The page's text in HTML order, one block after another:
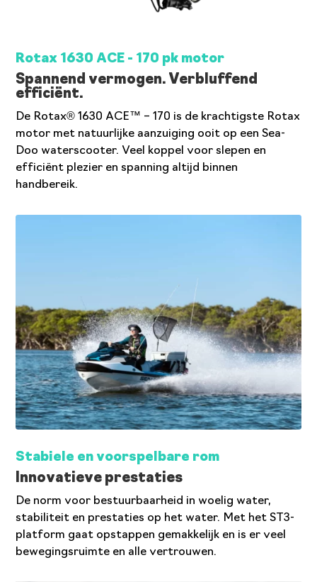
Rotax 1630 ACE - 170 pk motor
Spannend vermogen. Verbluffend
efficiënt.
De Rotax® 1630 ACE™ – 170 is de krachtigste Rotax
motor met natuurlijke aanzuiging ooit op een Sea-
Doo waterscooter. Veel koppel voor slepen en
efficiënt plezier en spanning altijd binnen
handbereik.
Stabiele en voorspelbare rom
Innovatieve prestaties
De norm voor bestuurbaarheid in woelig water,
stabiliteit en prestaties op het water. Met het ST3-
platform gaat opstappen gemakkelijk en is er veel
bewegingsruimte en alle vertrouwen.